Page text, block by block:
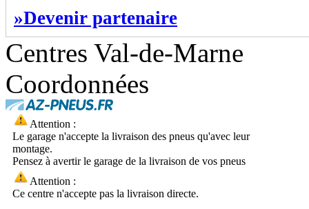
»Devenir partenaire
Centres Val-de-Marne
Coordonnées
Attention :
Le garage n'accepte la livraison des pneus qu'avec leur
montage.
Pensez à avertir le garage de la livraison de vos pneus
Attention :
Ce centre n'accepte pas la livraison directe.